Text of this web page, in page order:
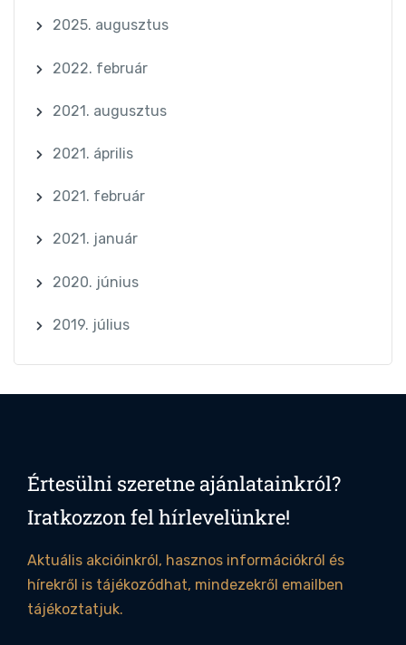
2025. augusztus
2022. február
2021. augusztus
2021. április
2021. február
2021. január
2020. június
2019. július
Értesülni szeretne ajánlatainkról?
Iratkozzon fel hírlevelünkre!
Aktuális akcióinkról, hasznos információkról és
hírekről is tájékozódhat, mindezekről emailben
tájékoztatjuk.